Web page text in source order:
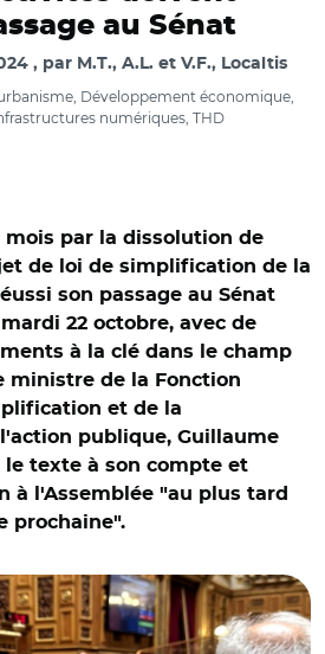
au Sénat
par M.T., A.L. et V.F., Localtis
Développement économique,
numériques, THD
mois par la dissolution de
de loi de simplification de la
son passage au Sénat
22 octobre, avec de
à la clé dans le champ
ministre de la Fonction
et de la
publique, Guillaume
le texte à son compte et
à l'Assemblée "au plus tard
prochaine".
du projet de loi pour la